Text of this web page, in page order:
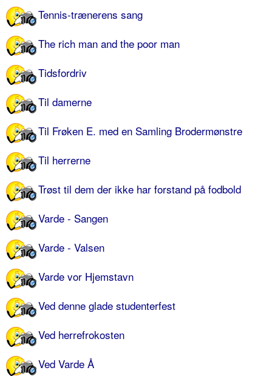
Tennis-trænerens sang
The rich man and the poor man
Tidsfordriv
Til damerne
Til Frøken E. med en Samling Brodermønstre
Til herrerne
Trøst til dem der ikke har forstand på fodbold
Varde - Sangen
Varde - Valsen
Varde vor Hjemstavn
Ved denne glade studenterfest
Ved herrefrokosten
Ved Varde Å